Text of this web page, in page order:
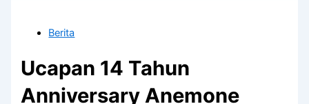
Berita
Ucapan 14 Tahun
Anniversary Anemone